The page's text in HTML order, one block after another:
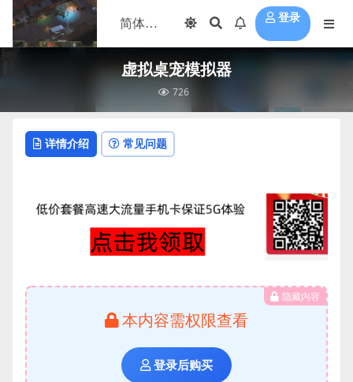
登录
虚拟桌宠模拟器
726
详情介绍 常见问题
隐藏内容
本内容需权限查看
登录后购买